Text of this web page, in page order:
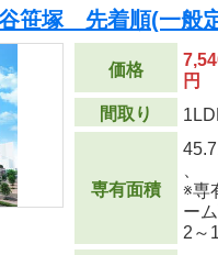
笹塚 先着順(一般
価格
円
間取り
専有面積
※専
ー
2 ～